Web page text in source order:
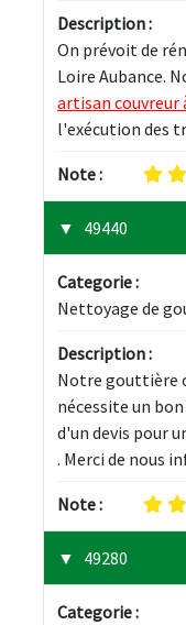
Description :
On prévoit de
Loire Aubance.
artisan couvreur
l'exécution des
Note :
49440
Categorie :
Nettoyage de
Description :
Notre gouttière
nécessite un
d'un devis pour
. Merci de nous
Note :
49280
Categorie :